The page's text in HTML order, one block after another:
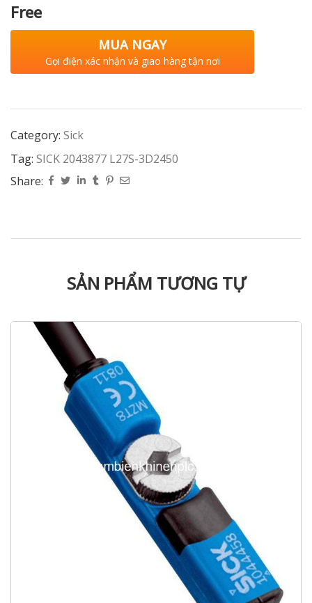
Free
MUA NGAY
Gọi điện xác nhận và giao hàng tận nơi
Category: Sick
Tag: SICK 2043877 L27S-3D2450
Share:
SẢN PHẨM TƯƠNG TỰ